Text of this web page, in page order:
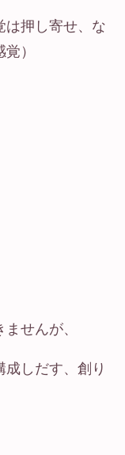
は押し寄せ、な
）
せんが、
しだす、創り